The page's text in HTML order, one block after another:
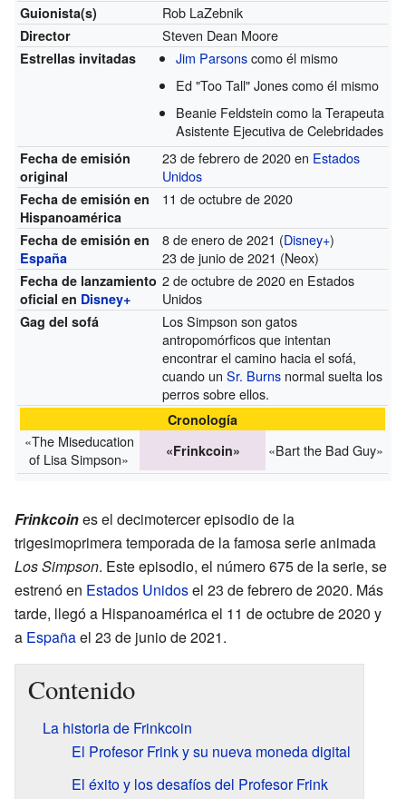
Guionista(s) Rob LaZebnik
Director Steven Dean Moore
Estrellas invitadas Jim Parsonscomo él mismo
Ed "Too Tall" Jones como él mismo
Beanie Feldstein como la Terapeuta
Asistente Ejecutiva de Celebridades
Fecha de emisión
original
23 de febrero de 2020 en Estados
Unidos
Fecha de emisión en
Hispanoamérica
11 de octubre de 2020
Fecha de emisión en
España
8 de enero de 2021 (Disney+)
23 de junio de 2021 (Neox)
Fecha de lanzamiento
oficial en Disney+
2 de octubre de 2020 en Estados
Unidos
Gag del sofá
Los Simpson son gatos
antropomórficos que intentan
encontrar el camino hacia el sofá,
cuando unSr. Burns normal suelta los
perros sobre ellos.
Cronología
«The Miseducation
of Lisa Simpson»
«Frinkcoin» «Bart the Bad Guy»
Frinkcoines el decimotercer episodio de la
trigesimoprimera temporada de la famosa serie animada
Los Simpson. Este episodio, el número 675 de la serie, se
estrenó en Estados Unidosel 23 de febrero de 2020. Más
tarde, llegó a Hispanoamérica el 11 de octubre de 2020 y
a Españael 23 de junio de 2021.
Contenido
La historia de Frinkcoin
El Profesor Frink y su nueva moneda digital
El éxito y los desafíos del Profesor Frink